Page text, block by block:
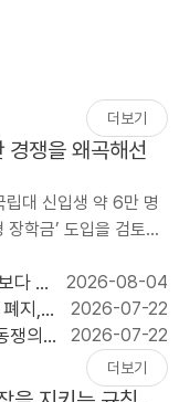
더보기
경쟁을 왜곡해선
대 신입생 약 6만 명
학금’ 도입을 검토하
다 단
2026-08-04
지,
2026-07-22
2026-07-22
더보기